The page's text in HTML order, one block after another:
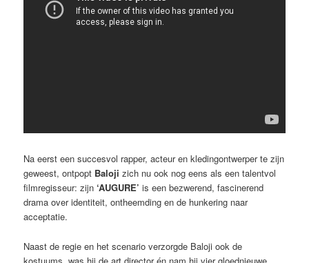
Na eerst een succesvol rapper, acteur en kledingontwerper te zijn
geweest, ontpopt Baloji zich nu ook nog eens als een talentvol
filmregisseur: zijn‘AUGURE’ is een bezwerend, fascinerend
drama over identiteit, ontheemding en de hunkering naar
acceptatie.
Naast de regie en het scenario verzorgde Baloji ook de
kostuums, was hij de art director én nam hij vier gloednieuwe